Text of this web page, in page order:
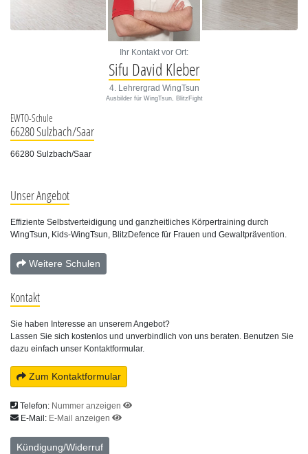
Ihr Kontakt vor Ort:
Sifu David Kleber
4. Lehrergrad WingTsun
Ausbilder für WingTsun, BlitzFight
EWTO-Schule
66280 Sulzbach/Saar
66280 Sulzbach/Saar
Unser Angebot
Effiziente Selbstverteidigung und ganzheitliches Körpertraining durch
WingTsun, Kids-WingTsun, BlitzDefence für Frauen und Gewaltprävention.
Weitere Schulen
Kontakt
Sie haben Interesse an unserem Angebot?
Lassen Sie sich kostenlos und unverbindlich von uns beraten. Benutzen Sie
dazu einfach unser Kontaktformular.
Zum Kontaktformular
Telefon: Nummer anzeigen
E-Mail: E-Mail anzeigen
Kündigung/Widerruf